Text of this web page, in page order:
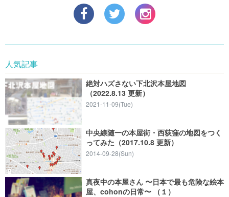
人気記事
絶対ハズさない下北沢本屋地図
（2022.8.13 更新）
2021-11-09(Tue)
中央線随一の本屋街・西荻窪の地図をつく
ってみた（2017.10.8 更新）
2014-09-28(Sun)
真夜中の本屋さん 〜日本で最も危険な絵本
屋、cohonの日常〜 （１）